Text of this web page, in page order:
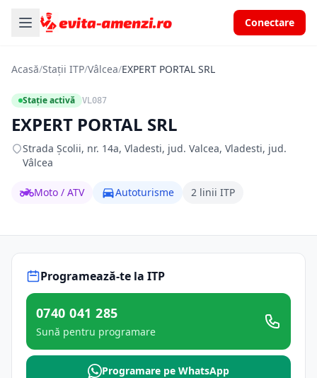
Conectare
Acasă/Stații ITP/Vâlcea/EXPERT PORTAL SRL
Stație activă VL087
EXPERT PORTAL SRL
Strada Școlii, nr. 14a, Vladesti, jud. Valcea, Vladesti, jud.
Vâlcea
Moto / ATV Autoturisme 2 linii ITP
Programează-te la ITP
0740 041 285
Sună pentru programare
Programare pe WhatsApp